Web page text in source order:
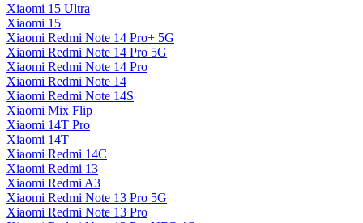
Xiaomi 15 Ultra
Xiaomi 15
Xiaomi Redmi Note 14 Pro+ 5G
Xiaomi Redmi Note 14 Pro 5G
Xiaomi Redmi Note 14 Pro
Xiaomi Redmi Note 14
Xiaomi Redmi Note 14S
Xiaomi Mix Flip
Xiaomi 14T Pro
Xiaomi 14T
Xiaomi Redmi 14C
Xiaomi Redmi 13
Xiaomi Redmi A3
Xiaomi Redmi Note 13 Pro 5G
Xiaomi Redmi Note 13 Pro